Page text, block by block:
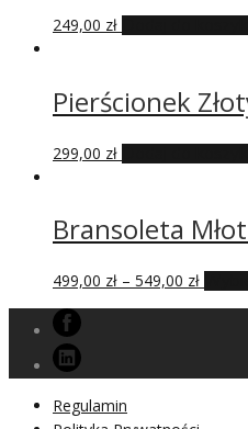
249,00 zł
Pierścionek
299,00 zł
Bransoleta
499,00 zł – 549,00 zł
Regulamin